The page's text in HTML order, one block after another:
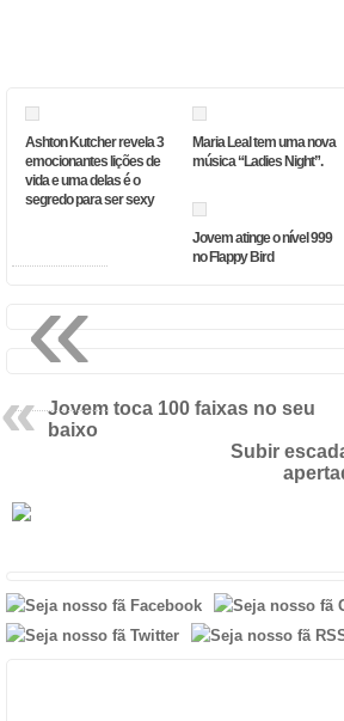
Ashton Kutcher revela 3
emocionantes lições de
vida e uma delas é o
segredo para ser sexy
Maria Leal tem uma nova
música “Ladies Night”.
Jovem atinge o nível 999
no Flappy Bird
Jovem toca 100 faixas no seu
baixo
Subir
«